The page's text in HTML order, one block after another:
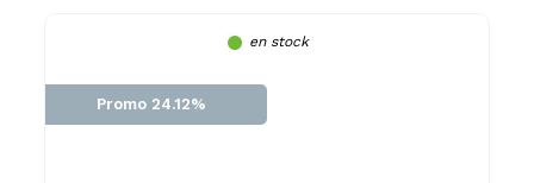
en stock
Promo 24.12%